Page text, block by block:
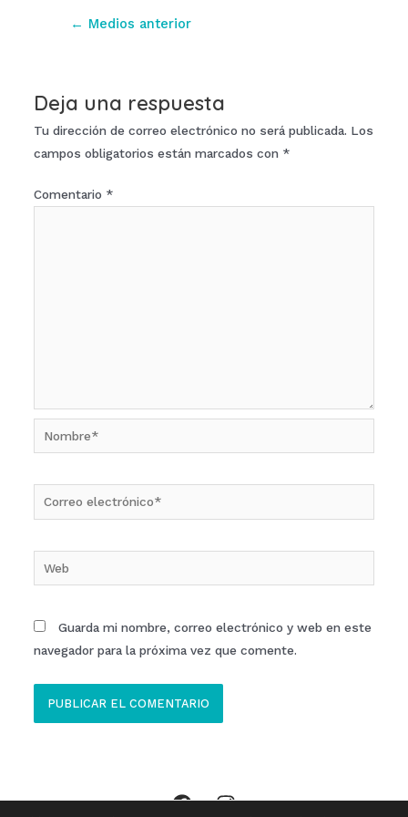
Navegación
← Medios anterior
Deja una respuesta
Tu dirección de correo electrónico no será publicada. Los
campos obligatorios están marcados con *
Comentario *
Nombre*
electrónico*
Guarda mi nombre, correo electrónico y web en este
navegador para la próxima vez que comente.